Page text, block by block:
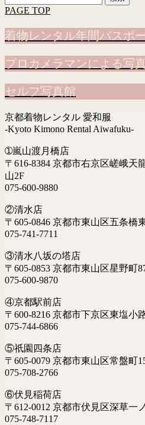
索:
PAGE TOP
着物レンタル年間パスポ
プロカメラマンによる写
セルフ写真館
京都着物レンタル 愛和服
-Kyoto Kimono Rental Aiwafuku-
➀嵐山渡月橋店
〒616-8384 京都市右京区嵯峨天
山2F
075-600-9880
②清水店
〒605-0846 京都市東山区五条橋
075-741-7711
③清水八坂の塔店
〒605-0853 京都市東山区星野町
075-600-9870
④京都駅前店
〒600-8216 京都市下京区東塩小
075-744-6866
⑤祇園四条店
〒605-0079 京都市東山区常盤町
075-708-2766
⑥伏見稲荷店
〒612-0012 京都市伏見区深草一
075-748-7117